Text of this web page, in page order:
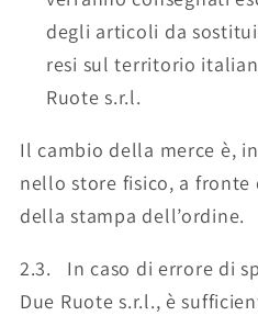
degli articoli da
resi sul territorio
Ruote s.r.l.
Il cambio della merce è,
nello store fisico, a
della stampa dell’ordine.
2.3. In caso di errore di
Due Ruote s.r.l., è